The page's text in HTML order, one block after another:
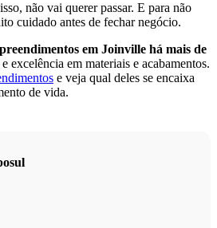
não vai querer passar. E para não
cuidado antes de fechar negócio.
em Joinville há mais de
excelência em materiais e acabamentos.
e veja qual deles se encaixa
de vida.